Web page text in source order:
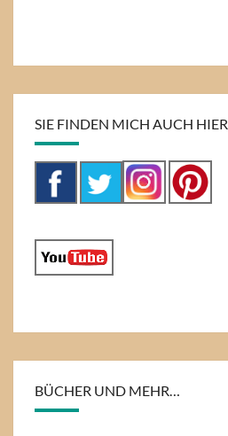
SIE FINDEN MICH AUCH HIER
BÜCHER UND MEHR…